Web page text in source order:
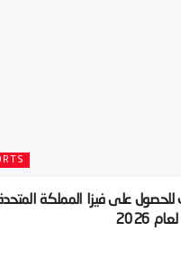
للحصول على فيزا المملكة
2026‬